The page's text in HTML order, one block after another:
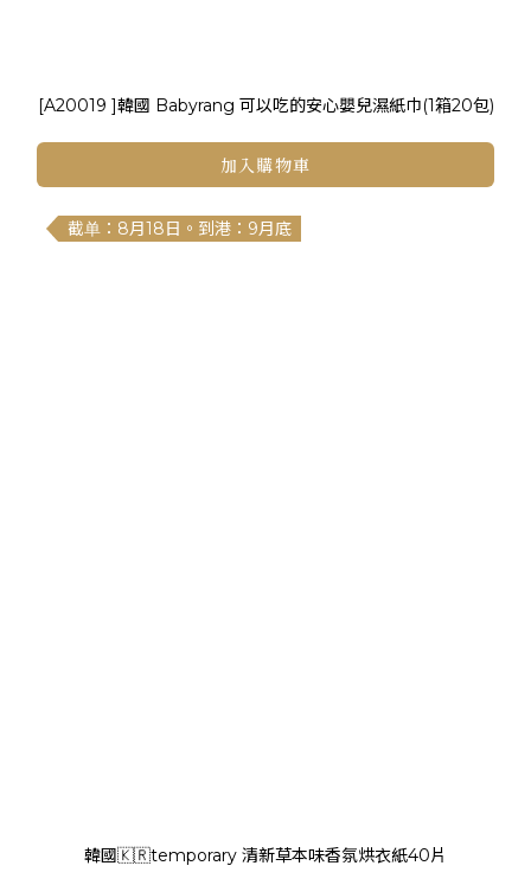
[A20019 ]韓國 Babyrang 可以吃的安心嬰兒濕紙巾(1箱20包)
加入購物車
截单：8月18日。到港：9月底
韓國🇰🇷temporary 清新草本味香氛烘衣紙40片